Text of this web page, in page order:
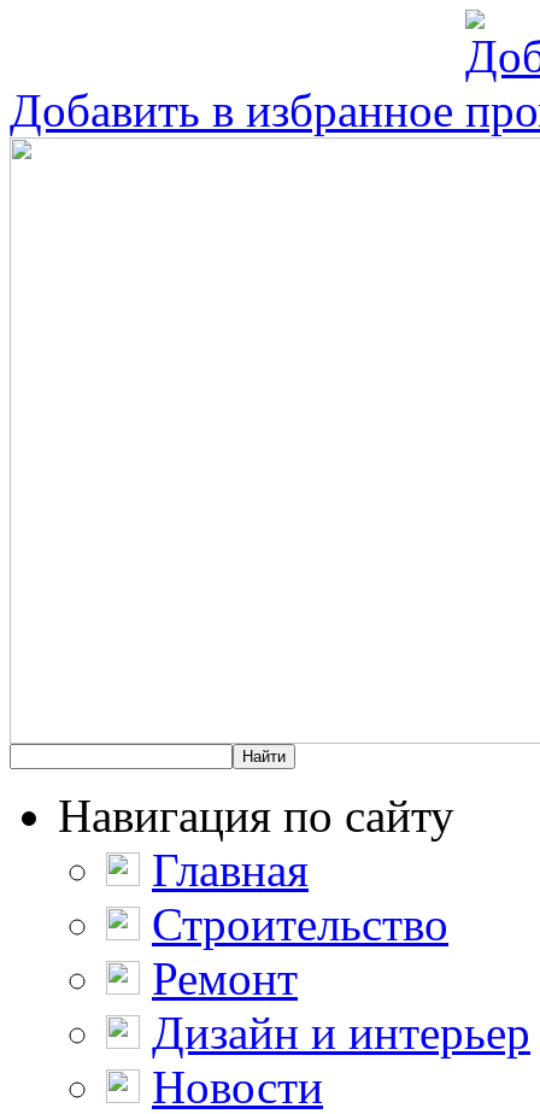
Добавить в избранное
Навигация по сайту
Главная
Строительство
Ремонт
Дизайн и интерьер
Новости